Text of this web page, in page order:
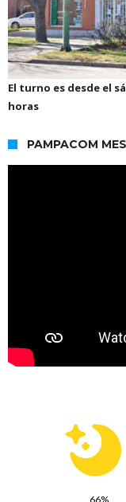
El turno es desde el
horas
PAMPACOM
66%